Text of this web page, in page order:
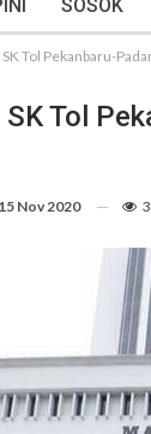
SOSOK
Tol Pekanbaru-
Tol
15 Nov 2020